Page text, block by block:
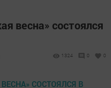
весна» состоялся
1324 0 0